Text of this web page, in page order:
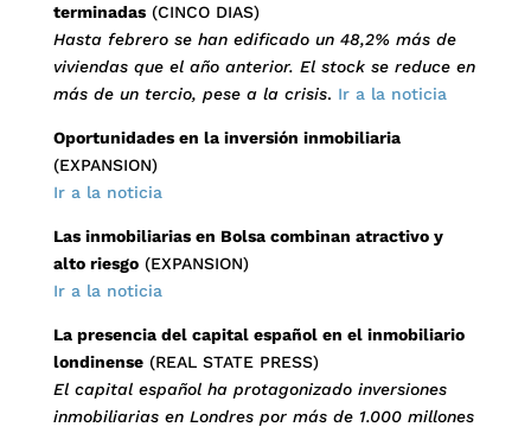
terminadas(CINCO DIAS)
Hasta febrero se han edificado un 48,2% más de
viviendas que el año anterior. El stock se reduce en
más de un tercio, pese a la crisis. Ir a la noticia
Oportunidades en la inversión inmobiliaria
(EXPANSION)
Ir a la noticia
Las inmobiliarias en Bolsa combinan atractivo y
alto riesgo(EXPANSION)
Ir a la noticia
La presencia del capital español en el inmobiliario
londinense(REAL STATE PRESS)
El capital español ha protagonizado inversiones
inmobiliarias en Londres por más de 1.000 millones